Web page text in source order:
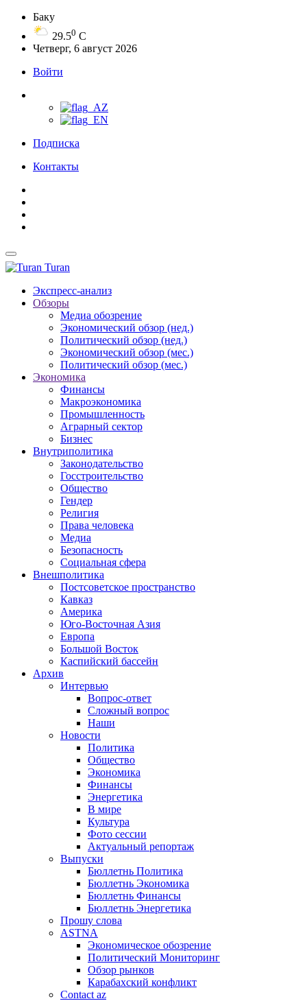
Баку
29.50 C
Четверг, 6 август 2026
Войти
Подписка
Контакты
Turan
Экспресс-анализ
Обзоры
Медиа обозрение
Экономический обзор (нед.)
Политический обзор (нед.)
Экономический обзор (мес.)
Политический обзор (мес.)
Экономика
Финансы
Макроэкономика
Промышленность
Аграрный сектор
Бизнес
Внутриполитика
Законодательство
Госстроительство
Общество
Гендер
Религия
Права человека
Медиа
Безопасность
Социальная сфера
Внешполитика
Постсоветское пространство
Кавказ
Америка
Юго-Восточная Азия
Европа
Большой Восток
Каспийский бассейн
Архив
Интервью
Вопрос-ответ
Сложный вопрос
Наши
Новости
Политика
Общество
Экономика
Финансы
Энергетика
В мире
Культура
Фото сессии
Актуальный репортаж
Выпуски
Бюллетнь Политика
Бюллетнь Экономика
Бюллетнь Финансы
Бюллетнь Энергетика
Прошу слова
ASTNA
Экономическое обозрение
Политический Мониторинг
Обзор рынков
Карабахский конфликт
Contact az